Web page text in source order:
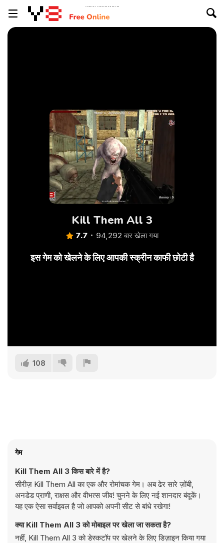
Kill Them All 3
7.7 94,292 बार खेला गया
इस गेम को खेलने के लिए आपकी स्क्रीन काफी छोटी है
108
गेम
Kill Them All 3 किस बारे में है?
सीरीज़ Kill Them All का एक और रोमांचक गेम। अब ढेर सारे ज़ोंबी,
अनडेड प्राणी, राक्षस और वीभत्स जीव! चुनने के लिए नई शानदार बंदूकें।
यह एक ऐसा सर्वाइवल है जो आपको अपनी सीट से बांधे रखेगा!
क्या Kill Them All 3 को मोबाइल पर खेला जा सकता है?
नहीं, Kill Them All 3 को डेस्कटॉप पर खेलने के लिए डिज़ाइन किया गया